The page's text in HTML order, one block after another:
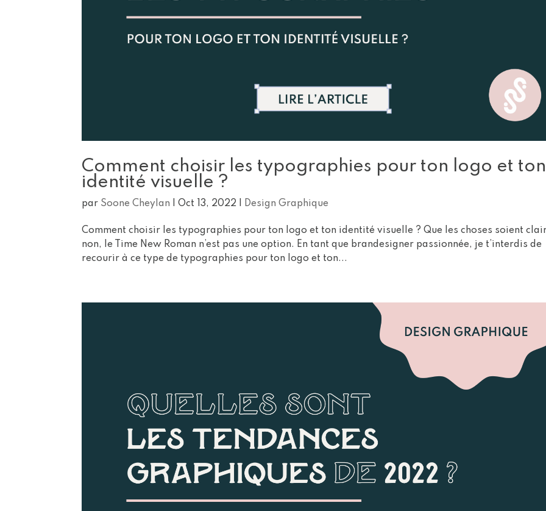
Comment choisir les typographies pour ton logo et ton
identité visuelle ?
par Soone Cheylan |Oct 13, 2022 | Design Graphique
Comment choisir les typographies pour ton logo et ton identité visuelle ? Que les choses soient
non, le Time New Roman n’est pas une option. En tant que brandesigner passionnée, je t’interdis de
recourir à ce type de typographies pour ton logo et ton...